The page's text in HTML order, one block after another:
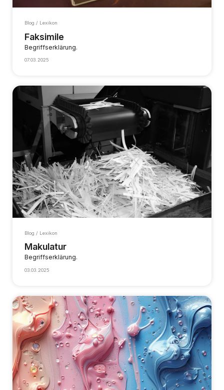
Blog / Lexikon
Faksimile
Begriffserklärung.
07.03.2025
Blog / Lexikon
Makulatur
Begriffserklärung.
03.03.2025